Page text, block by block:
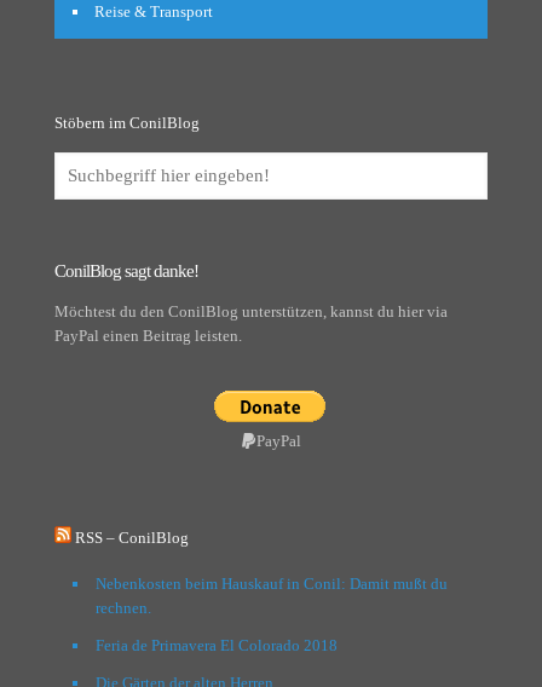
Reise & Transport
Stöbern im ConilBlog
ConilBlog sagt danke!
Möchtest du den ConilBlog unterstützen, kannst du hier via
PayPal einen Beitrag leisten.
PayPal
RSS – ConilBlog
Nebenkosten beim Hauskauf in Conil: Damit mußt du
rechnen.
Feria de Primavera El Colorado 2018
Die Gärten der alten Herren